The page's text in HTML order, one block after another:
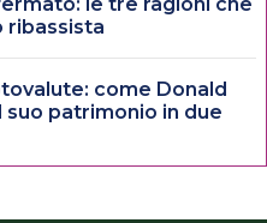
ribassista
come Donald
patrimonio in due